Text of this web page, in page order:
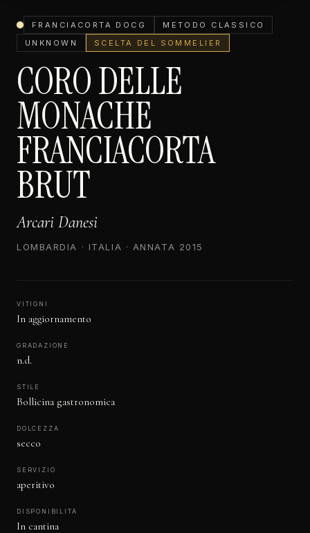
FRANCIACORTA DOCG
METODO CLASSICO
UNKNOWN
SCELTA DEL SOMMELIER
CORO DELLE
MONACHE
FRANCIACORTA
BRUT
Arcari Danesi
LOMBARDIA · ITALIA · ANNATA 2015
VITIGNI
In aggiornamento
GRADAZIONE
n.d.
STILE
Bollicina gastronomica
DOLCEZZA
secco
SERVIZIO
aperitivo
DISPONIBILITÀ
In cantina